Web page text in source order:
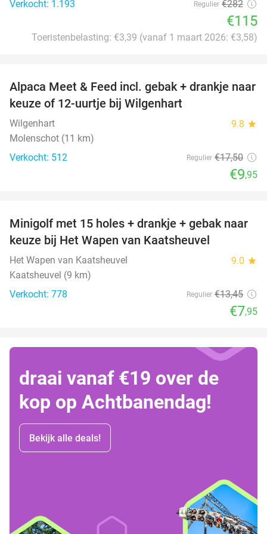
Verkocht: 1.193 Regulier €282
€115
Toeristenbelasting: €3,39 (vanaf 1 maart 2026: €3,58)
43%
Alpaca Meet & Feed incl. gebak + drankje naar
keuze of 12-uurtje bij Wilgenhart
Wilgenhart 9.8 star
Molenschot (11 km)
Verkocht: 512
Regulier €17,50
€9,95
41%
Minigolf met 15 holes + drankje + gebak naar
keuze bij Het Wapen van Kaatsheuvel
Het Wapen van Kaatsheuvel 9.0 star
Kaatsheuvel (9 km)
Verkocht: 778
Regulier €13,45
€7,95
draai vanaf €19 over de
kop op Achtbanendag!
Bekijk alle deals!